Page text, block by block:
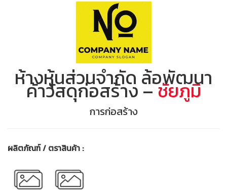
ห้างหุ้นส่วนจำกัด ล้อพัฒนา
ค้าวัสดุก่อสร้าง –ชัยภูมิ
การก่อสร้าง
ผลิตภัณฑ์ / ตราสินค้า :